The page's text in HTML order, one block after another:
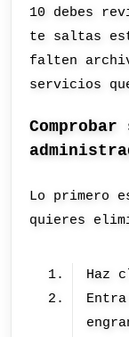
10 debes
te saltas
falten
servicios
Lo primero
quieres
Haz